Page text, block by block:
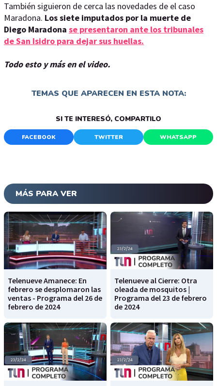
También siguieron de cerca las novedades de el caso
Maradona. Los siete imputados por la muerte de
Diego Maradona se presentaron ante los tribunales
de San Isidro para dejar sus huellas.
Todo esto y más en el video.
TEMAS QUE APARECEN EN ESTA NOTA:
SI TE INTERESÓ, COMPARTILO
FACEBOOK TWITTER WHATSAPP
MÁS PARA VER
Telenueve Amanece: En
febrero se desplomaron las
ventas - Programa del 26 de
febrero de 2024
Telenueve al Cierre: Otra
oleada de mosquitos |
Programa del 23 de febrero
de 2024